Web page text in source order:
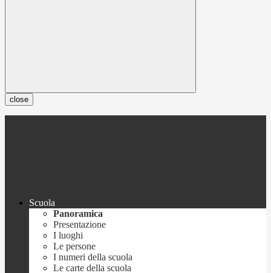
close
Scuola
Panoramica
Presentazione
I luoghi
Le persone
I numeri della scuola
Le carte della scuola